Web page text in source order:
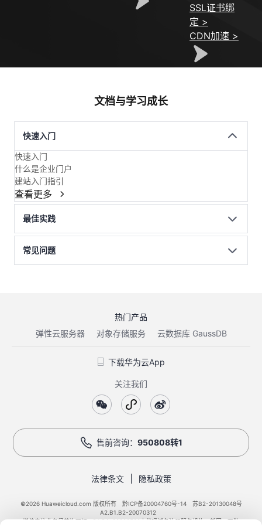
SSL证书绑
定 >
CDN加速 >
文档与学习成长
快速入门
快速入门
什么是企业门户
建站入门指引
查看更多
最佳实践
常见问题
热门产品
弹性云服务器
对象存储服务 云数据库 GaussDB
下载华为云App
关注我们
售前咨询： 950808转1
法律条文 隐私政策
©2026 Huaweicloud.com 版权所有 黔ICP备20004760号-14
苏B2-20130048号
A2.B1.B2-20070312
增值电信业务经营许可证：B1.B2-20200593 | 代理域名注册服务机构：新网、西数